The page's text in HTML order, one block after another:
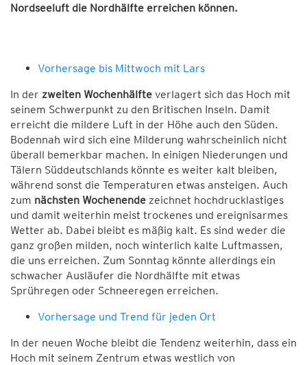
Nordseeluft die Nordhälfte erreichen können.
Vorhersage bis Mittwoch mit Lars
In der zweiten Wochenhälfte verlagert sich das Hoch mit
seinem Schwerpunkt zu den Britischen Inseln. Damit
erreicht die mildere Luft in der Höhe auch den Süden.
Bodennah wird sich eine Milderung wahrscheinlich nicht
überall bemerkbar machen. In einigen Niederungen und
Tälern Süddeutschlands könnte es weiter kalt bleiben,
während sonst die Temperaturen etwas ansteigen. Auch
zum nächsten Wochenende zeichnet hochdrucklastiges
und damit weiterhin meist trockenes und ereignisarmes
Wetter ab. Dabei bleibt es mäßig kalt. Es sind weder die
ganz großen milden, noch winterlich kalte Luftmassen,
die uns erreichen. Zum Sonntag könnte allerdings ein
schwacher Ausläufer die Nordhälfte mit etwas
Sprühregen oder Schneeregen erreichen.
Vorhersage und Trend für jeden Ort
In der neuen Woche bleibt die Tendenz weiterhin, dass ein
Hoch mit seinem Zentrum etwas westlich von